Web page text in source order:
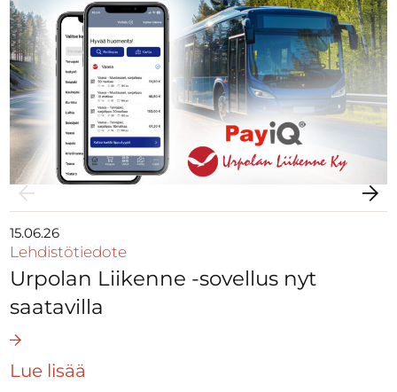
15.06.26
Lehdistötiedote
Urpolan Liikenne -sovellus nyt
saatavilla
Lue lisää